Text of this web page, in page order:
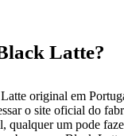
Latte?
original em
o site oficial do
qualquer um pode